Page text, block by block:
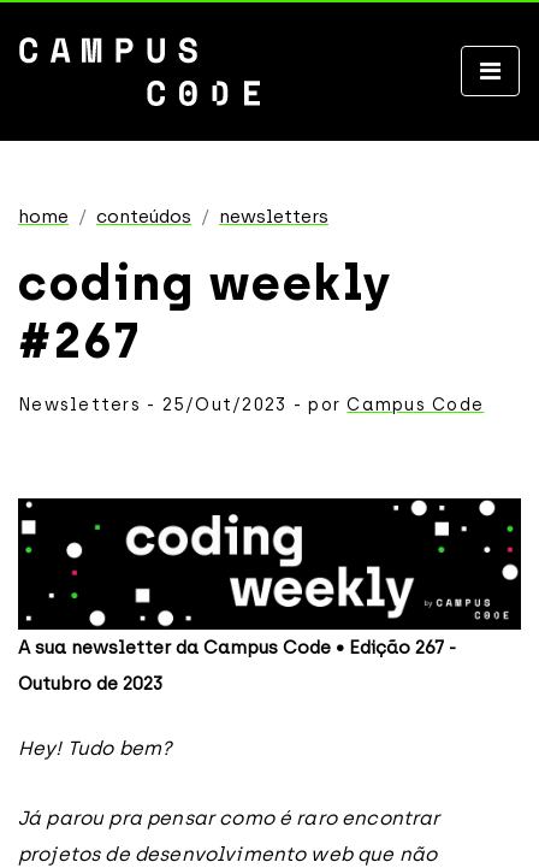
home conteúdos newsletters
coding weekly
#267
Newsletters - 25/Out/2023 - porCampus Code
A sua newsletter da Campus Code • Edição 267 -
Outubro de 2023
Hey! Tudo bem?
Já parou pra pensar como é raro encontrar
projetos de desenvolvimento web que não